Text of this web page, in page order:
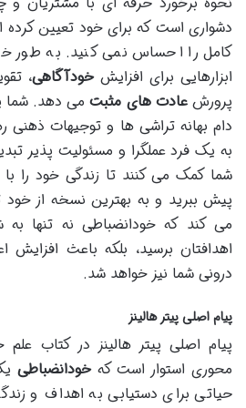
دشواری است که برای خود تعیین کرده
کامل را احساس نمی کنید. به طور
ابزارهایی برای افزایشخودآگاهی،
پرورشعادت های مثبتمی دهد. شما
دام بهانه تراشی ها و توجیهات ذهنی
به یک فرد عملگرا و مسئولیت پذیر
شما کمک می کنند تا زندگی خود را
پیش ببرید و به بهترین نسخه از خود
می کند که خودانضباطی نه تنها
اهدافتان برسید، بلکه باعث
درونی شما نیز خواهد شد.
پیام اصلی پیتر هالینز
پیام اصلی پیتر هالینز در کتاب علم
محوری استوار است کهخودانضباطی
حیاتی برای دستیابی به اهداف و